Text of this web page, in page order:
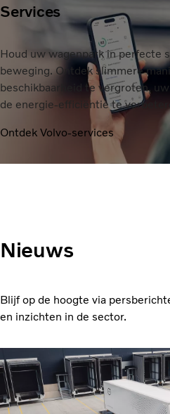
Services
Houd uw wagenpark in perfecte
beweging. Ontdek slimmere
beschikbaarheid te vergroten,
de energie-efficiëntie te
Ontdek Volvo-services
Nieuws
Blijf op de hoogte via
en inzichten in de sector.